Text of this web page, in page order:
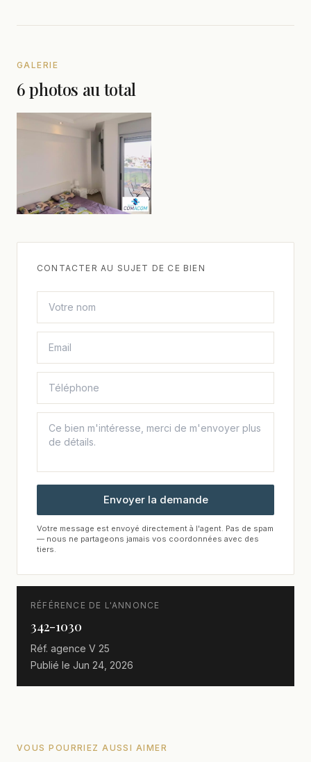
GALERIE
6 photos au total
CONTACTER AU SUJET DE CE BIEN
Envoyer la demande
Votre message est envoyé directement à l'agent. Pas de spam
— nous ne partageons jamais vos coordonnées avec des
tiers.
RÉFÉRENCE DE L'ANNONCE
342-1030
Réf. agence V 25
Publié le Jun 24, 2026
VOUS POURRIEZ AUSSI AIMER